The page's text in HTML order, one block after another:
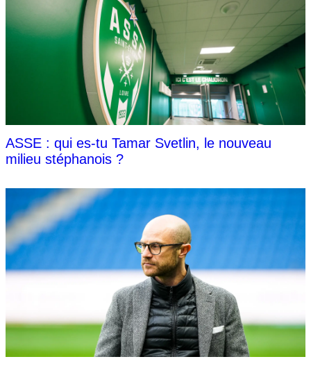
ASSE : qui es-tu Tamar Svetlin, le nouveau
milieu stéphanois ?